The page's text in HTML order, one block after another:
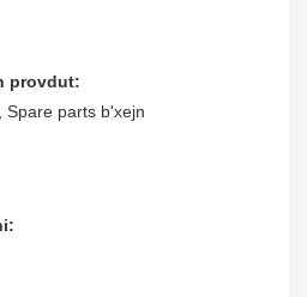
provdut:
Spare parts b'xejn